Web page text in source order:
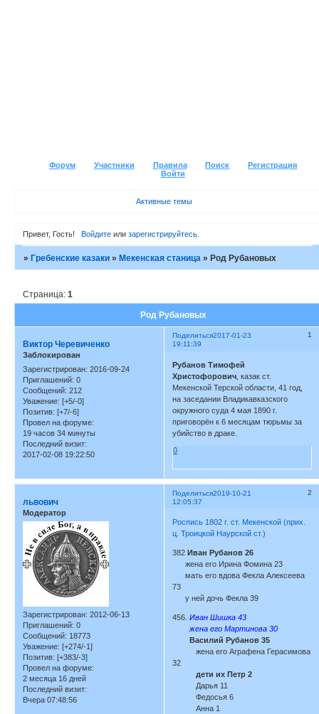
Форум Участники Правила Поиск
Регистрация
Войти
Активные темы
Привет, Гость! Войдитеили зарегистрируйтесь.
»Гребенские казаки »Мекенская станица »Род Рубановых
Род Рубановых
Страница:1
Поделиться 1
2017-01-23
19:11:39
Виктор Черевиченко
Заблокирован
Зарегистрирован: 2016-09-24
Приглашений: 0
Сообщений: 212
Уважение: [+5/-0]
Позитив: [+7/-6]
Провел на форуме:
19 часов 34 минуты
Последний визит:
2017-02-08 19:22:50
Рубанов Тимофей
Христофорович , казак ст.
Мекенской Терской области, 41 год,
на заседании Владикавказского
окружного суда 4 мая 1890 г.
приговорён к 6 месяцам тюрьмы за
убийство в драке.
0
Поделиться 2
2019-10-21
12:05:37
львович
Модератор
Зарегистрирован: 2012-06-13
Приглашений: 0
Сообщений: 18773
Уважение: [+274/-1]
Позитив: [+383/-3]
Провел на форуме:
2 месяца 16 дней
Последний визит:
Вчера 07:48:56
Роспись 1802 г. ст. Мекенской (прих.
ц. Троицкой Наурской ст.)
382 Иван Рубанов 26
жена его Ирина Фомина 23
мать его вдова Фекла Алексеева
73
у ней дочь Фекла 39
456.Иван Шишка 43
жена его Мартинова 30
Василий Рубанов 35
жена его Аграфена Герасимова
32
дети их Петр 2
Дарья 11
Федосья 6
Анна 1